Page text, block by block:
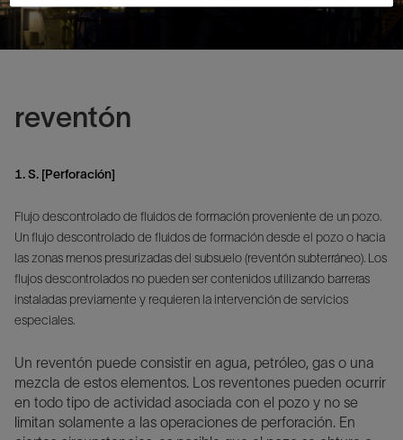
reventón
1. S. [Perforación]
Flujo descontrolado de fluidos de formación proveniente de un pozo.
Un flujo descontrolado de fluidos de formación desde el pozo o hacia
las zonas menos presurizadas del subsuelo (reventón subterráneo). Los
flujos descontrolados no pueden ser contenidos utilizando barreras
instaladas previamente y requieren la intervención de servicios
especiales.
Un reventón puede consistir en agua, petróleo, gas o una
mezcla de estos elementos. Los reventones pueden ocurrir
en todo tipo de actividad asociada con el pozo y no se
limitan solamente a las operaciones de perforación. En